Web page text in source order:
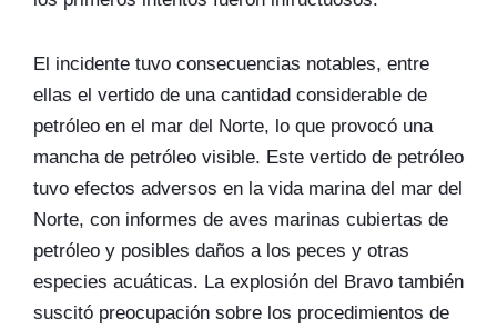
El incidente tuvo consecuencias notables, entre
ellas el vertido de una cantidad considerable de
petróleo en el mar del Norte, lo que provocó una
mancha de petróleo visible. Este vertido de petróleo
tuvo efectos adversos en la vida marina del mar del
Norte, con informes de aves marinas cubiertas de
petróleo y posibles daños a los peces y otras
especies acuáticas. La explosión del Bravo también
suscitó preocupación sobre los procedimientos de